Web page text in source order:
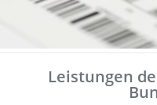
Leistungen